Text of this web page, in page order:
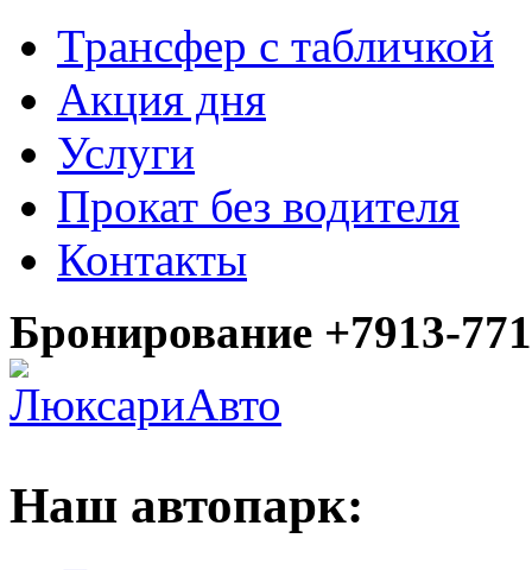
Трансфер с табличкой
Акция дня
Услуги
Прокат без водителя
Контакты
Бронирование +7913-
Наш автопарк: